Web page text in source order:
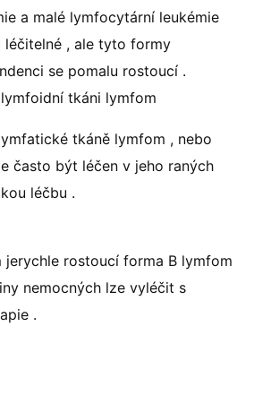
a malé lymfocytární leukémie
léčitelné , ale tyto formy
se pomalu rostoucí .
tkáni lymfom
tkáně lymfom , nebo
často být léčen v jeho raných
léčbu .
jerychle rostoucí forma B lymfom
nemocných lze vyléčit s
.